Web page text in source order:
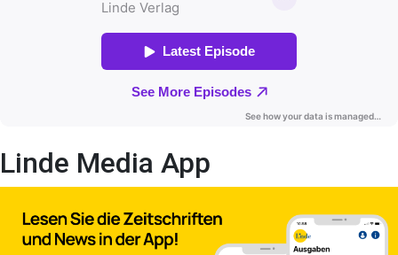
Linde Media App